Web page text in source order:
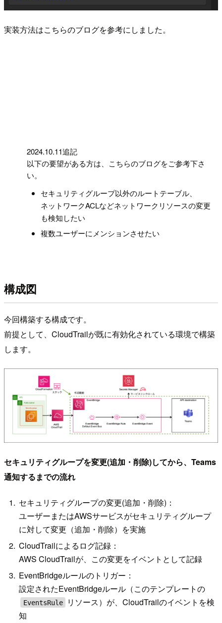
実装方法はこちらのブログを参考にしました。
2024.10.11追記
以下の要望がある方は、こちらのブログをご参考下さ
い。
セキュリティグループ以外のルートテーブル、
ネットワークACLなどネットワークリソースの変更
も検知したい
複数ユーザーにメンションさせたい
構成図
今回構築する構成です。
前提として、CloudTrailが既に有効化されている環境で構築
します。
セキュリティグループを変更(追加・削除)してから、Teams
通知するまでの流れ
セキュリティグループの変更(追加・削除)：
ユーザーまたはAWSサービスがセキュリティグループ
に対して変更（追加・削除）を実施
CloudTrailによるログ記録：
AWS CloudTrailが、この変更をイベントとして記録
EventBridgeルールのトリガー：
設定されたEventBridgeルール（このテンプレートの
EventsRule
リソース）が、CloudTrailのイベントを検
知